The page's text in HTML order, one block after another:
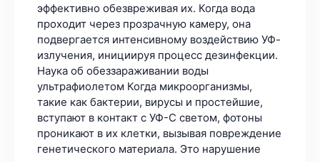
эффективно обезвреживая их. Когда вода
проходит через прозрачную камеру, она
подвергается интенсивному воздействию УФ-
излучения, инициируя процесс дезинфекции.
Наука об обеззараживании воды
ультрафиолетом Когда микроорганизмы,
такие как бактерии, вирусы и простейшие,
вступают в контакт с УФ-С светом, фотоны
проникают в их клетки, вызывая повреждение
генетического материала. Это нарушение